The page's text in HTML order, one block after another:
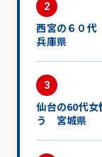
2
西宮の６０
兵庫県
3
仙台の60代
う 宮城県